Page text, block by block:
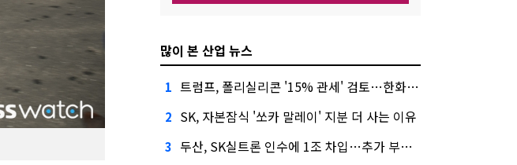
많이 본 산업 뉴스
1 트럼프, 폴리실리콘 '15% 관세' 검토…한화큐셀·OCI 영향은?
2 SK, 자본잠식 '쏘카 말레이' 지분 더 사는 이유
3 두산, SK실트론 인수에 1조 차입…추가 부담은?